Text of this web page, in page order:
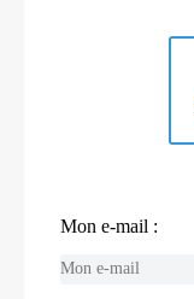
Mon e-mail :